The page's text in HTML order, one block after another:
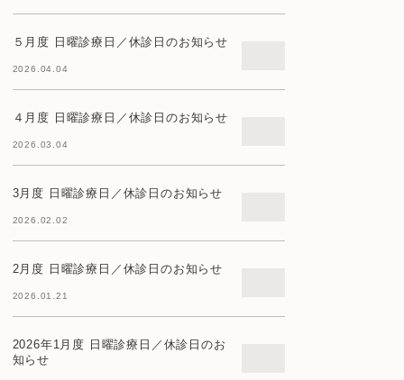
５月度 日曜診療日／休診日のお知らせ
2026.04.04
４月度 日曜診療日／休診日のお知らせ
2026.03.04
3月度 日曜診療日／休診日のお知らせ
2026.02.02
2月度 日曜診療日／休診日のお知らせ
2026.01.21
2026年1月度 日曜診療日／休診日のお
知らせ